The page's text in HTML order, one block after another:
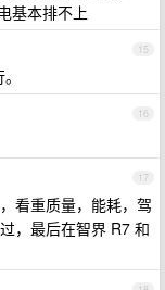
基本排不上
15
16
17
看重质量，能耗，驾
，最后在智界 R7 和